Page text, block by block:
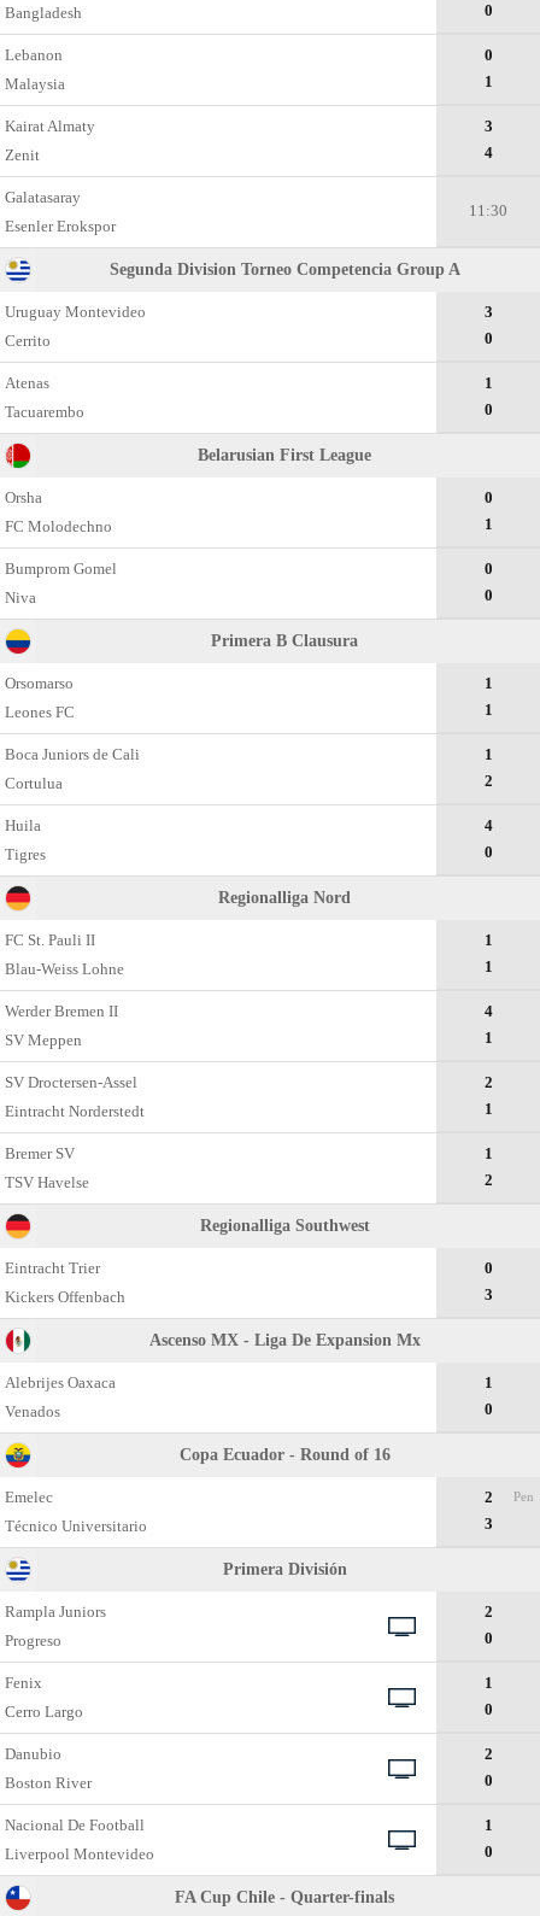
Bangladesh
0
Lebanon
Malaysia
0
1
Kairat Almaty
Zenit
3
4
Galatasaray
Esenler Erokspor
11:30
Segunda Division Torneo Competencia Group A
Uruguay Montevideo
Cerrito
3
0
Atenas
Tacuarembo
1
0
Belarusian First League
Orsha
FC Molodechno
0
1
Bumprom Gomel
Niva
0
0
Primera B Clausura
Orsomarso
Leones FC
1
1
Boca Juniors de Cali
Cortulua
1
2
Huila
Tigres
4
0
Regionalliga Nord
FC St. Pauli II
Blau-Weiss Lohne
1
1
Werder Bremen II
SV Meppen
4
1
SV Droctersen-Assel
Eintracht Norderstedt
2
1
Bremer SV
TSV Havelse
1
2
Regionalliga Southwest
Eintracht Trier
Kickers Offenbach
0
3
Ascenso MX - Liga De Expansion Mx
Alebrijes Oaxaca
Venados
1
0
Copa Ecuador - Round of 16
Emelec
Técnico Universitario
2
3
Pen
Primera División
Rampla Juniors
Progreso
2
0
Fenix
Cerro Largo
1
0
Danubio
Boston River
2
0
Nacional De Football
Liverpool Montevideo
1
0
FA Cup Chile - Quarter-finals